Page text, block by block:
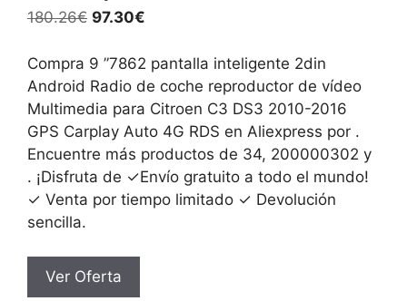
180.26€ El
original
era:
180.26€.
97.30€
actual
es:
97.30€.
Compra 9 ”7862 pantalla inteligente 2din
Android Radio de coche reproductor de vídeo
Multimedia para Citroen C3 DS3 2010-2016
GPS Carplay Auto 4G RDS en Aliexpress por .
Encuentre más productos de 34, 200000302 y
. ¡Disfruta de ✓Envío gratuito a todo el mundo!
✓ Venta por tiempo limitado ✓ Devolución
sencilla.
Ver Oferta